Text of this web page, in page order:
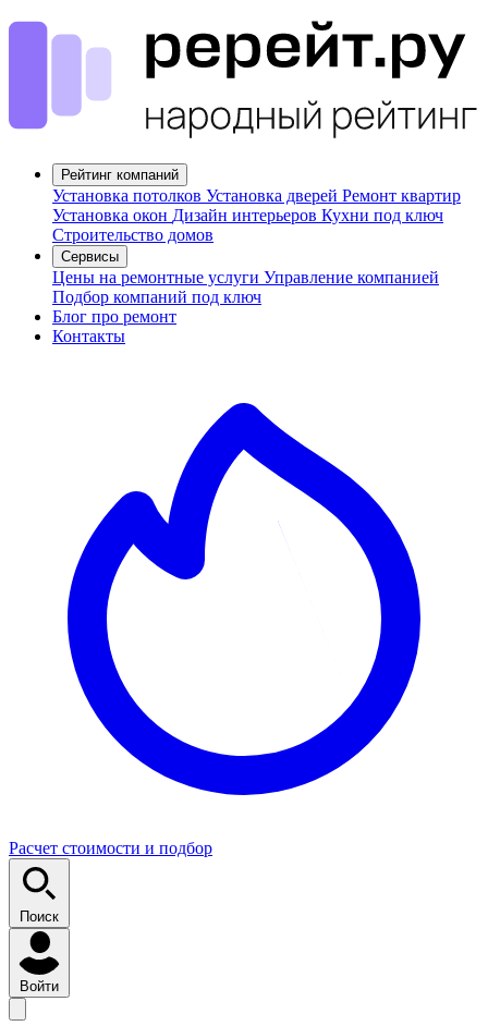
Рейтинг компаний
Установка потолков Установка дверей Ремонт квартир
Установка окон Дизайн интерьеров Кухни под ключ
Строительство домов
Сервисы
Цены на ремонтные услуги Управление компанией
Подбор компаний под ключ
Блог про ремонт
Контакты
Расчет стоимости и подбор
Поиск
Войти